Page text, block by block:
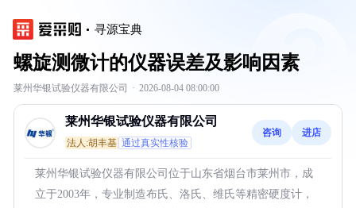
寻源宝典
螺旋测微计的仪器误差及影响因素
莱州华银试验仪器有限公司 · 2026-08-04 08:00:00
莱州华银试验仪器有限公司
法人:胡丰基 通过真实性核验
咨询 进店
莱州华银试验仪器有限公司位于山东省烟台市莱州市，成
立于2003年，专业制造布氏、洛氏、维氏等精密硬度计，